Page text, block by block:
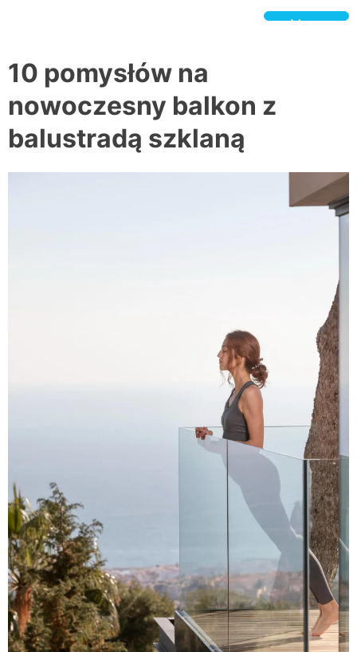
Menu
10 pomysłów na
nowoczesny balkon z
balustradą szklaną